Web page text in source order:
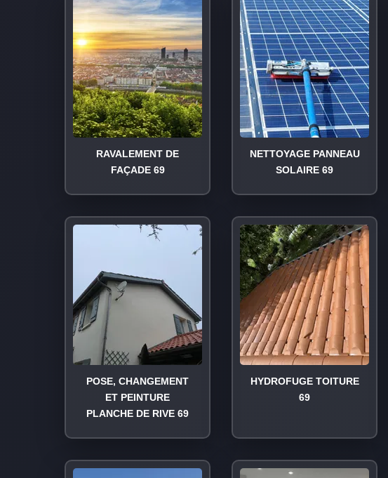
RAVALEMENT DE
FAÇADE 69
NETTOYAGE PANNEAU
SOLAIRE 69
POSE, CHANGEMENT
ET PEINTURE
PLANCHE DE RIVE 69
HYDROFUGE TOITURE
69